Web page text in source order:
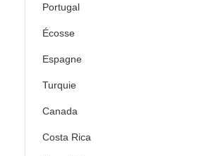
Portugal
Écosse
Espagne
Turquie
Canada
Costa Rica